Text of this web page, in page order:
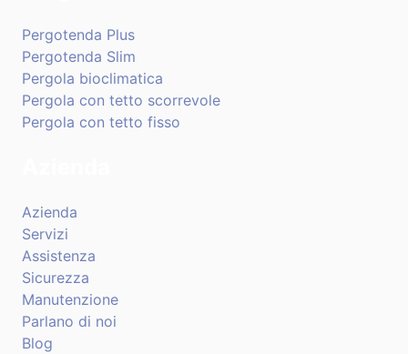
Pergotenda Plus
Pergotenda Slim
Pergola bioclimatica
Pergola con tetto scorrevole
Pergola con tetto fisso
Azienda
Servizi
Assistenza
Sicurezza
Manutenzione
Parlano di noi
Blog